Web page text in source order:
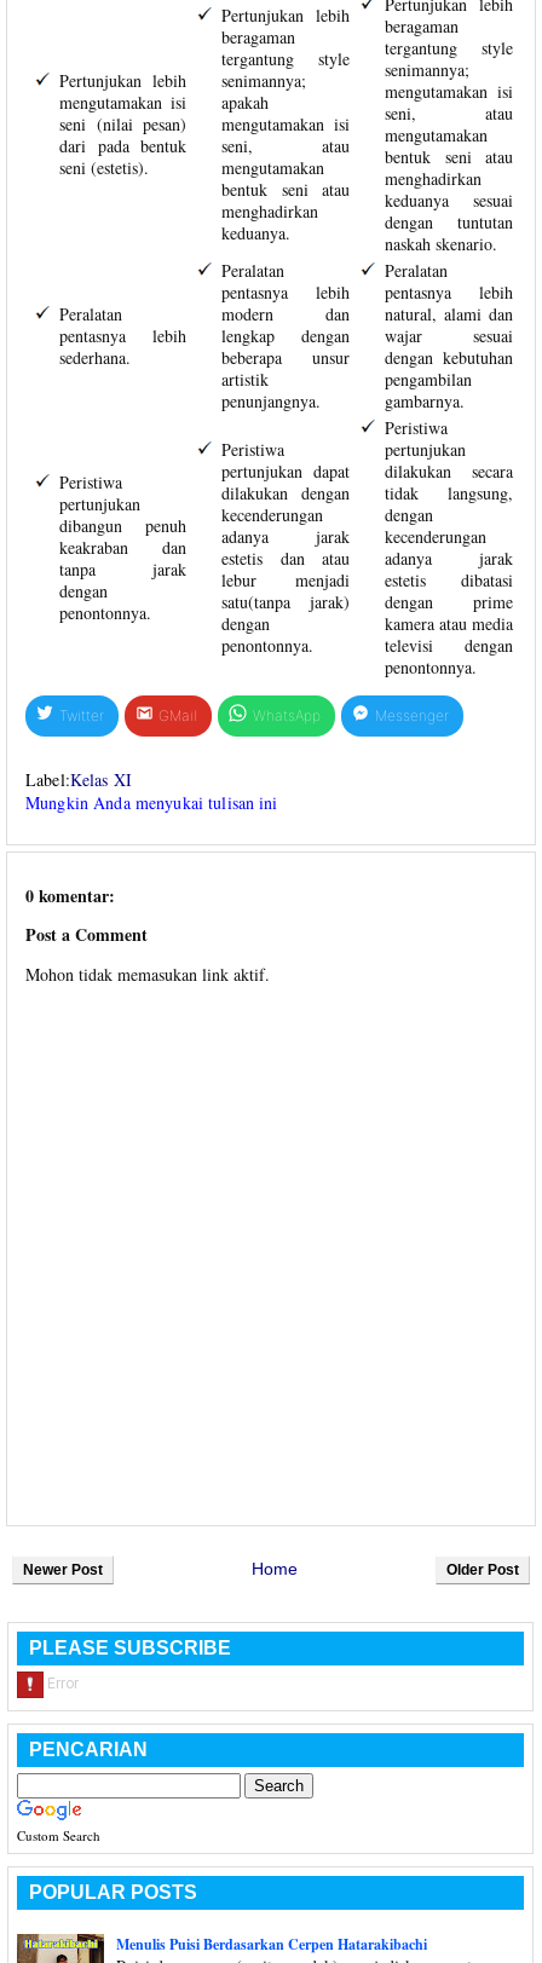
Pertunjukan lebih
mengutamakan isi
seni (nilai pesan)
dari pada bentuk
seni (estetis).
Pertunjukan lebih
beragaman
tergantung style
senimannya;
apakah
mengutamakan isi
seni, atau
mengutamakan
bentuk seni atau
menghadirkan
keduanya.
beragaman
tergantung style
senimannya;
mengutamakan isi
seni, atau
mengutamakan
bentuk seni atau
menghadirkan
keduanya sesuai
dengan tuntutan
naskah skenario.
Peralatan
pentasnya lebih
sederhana.
Peralatan
pentasnya lebih
modern dan
lengkap dengan
beberapa unsur
artistik
penunjangnya.
Peralatan
pentasnya lebih
natural, alami dan
wajar sesuai
dengan kebutuhan
pengambilan
gambarnya.
Peristiwa
pertunjukan
dibangun penuh
keakraban dan
tanpa jarak
dengan
penontonnya.
Peristiwa
pertunjukan dapat
dilakukan dengan
kecenderungan
adanya jarak
estetis dan atau
lebur menjadi
satu(tanpa jarak)
dengan
penontonnya.
Peristiwa
pertunjukan
dilakukan secara
tidak langsung,
dengan
kecenderungan
adanya jarak
estetis dibatasi
dengan prime
kamera atau media
televisi dengan
penontonnya.
Twitter GMail WhatsApp Messenger
Label:Kelas XI
Mungkin Anda menyukai tulisan ini
0 komentar:
Post a Comment
Mohon tidak memasukan link aktif.
Newer Post Older Post
Home
PLEASE SUBSCRIBE
PENCARIAN
Custom Search
POPULAR POSTS
Menulis Puisi Berdasarkan Cerpen Hatarakibachi